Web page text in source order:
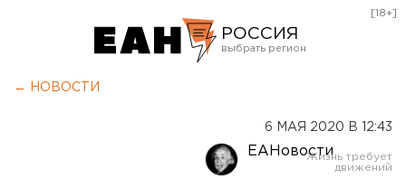
РОССИЯ
Оренбург
[18+]
← НОВОСТИ
6 МАЯ 2020 В 12:43
ЕАНовости